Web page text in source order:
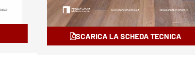
SCARICA LA SCHEDA TECNICA